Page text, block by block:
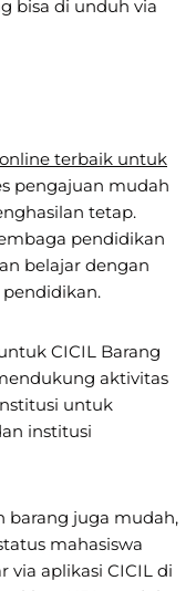
bisa di unduh via
terbaik untuk
pengajuan mudah
tetap.
pendidikan
belajar dengan
CICIL Barang
aktivitas
untuk
institusi
barang juga mudah,
mahasiswa
via aplikasi CICIL di